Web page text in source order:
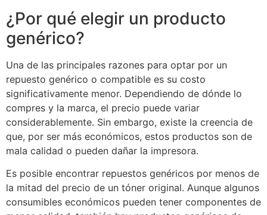
¿Por qué elegir un producto
genérico?
Una de las principales razones para optar por un
repuesto genérico o compatible es su costo
significativamente menor. Dependiendo de dónde lo
compres y la marca, el precio puede variar
considerablemente. Sin embargo, existe la creencia de
que, por ser más económicos, estos productos son de
mala calidad o pueden dañar la impresora.
Es posible encontrar repuestos genéricos por menos de
la mitad del precio de un tóner original. Aunque algunos
consumibles económicos pueden tener componentes de